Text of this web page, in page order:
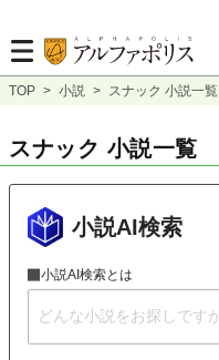
TOP > 小説 > スナック 小説一覧
スナック 小説一覧
小説AI検索
小説AI検索とは